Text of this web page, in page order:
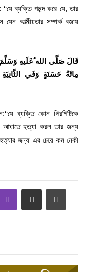
ব্যক্তি পছন্দ করে যে, তার
যেন আত্মীয়তার সম্পর্ক বজায়
مِائَةُ حَسَنَةٍ وَفَي
ব্যক্তি কোন গিরগিটিকে
আঘাতে হত্যা করল তার জন্য
জন্য এর চেয়ে কম নেকী
Viber Share via Email Print